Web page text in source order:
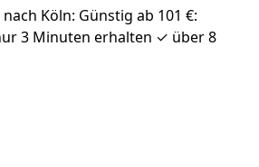
Köln: Günstig ab 101 €:
3 Minuten erhalten ✓ über 8